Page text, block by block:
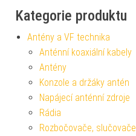
Kategorie produktu
Antény a VF technika
Anténní koaxiální kabely
Antény
Konzole a držáky antén
Napájecí anténní zdroje
Rádia
Rozbočovače, slučovače